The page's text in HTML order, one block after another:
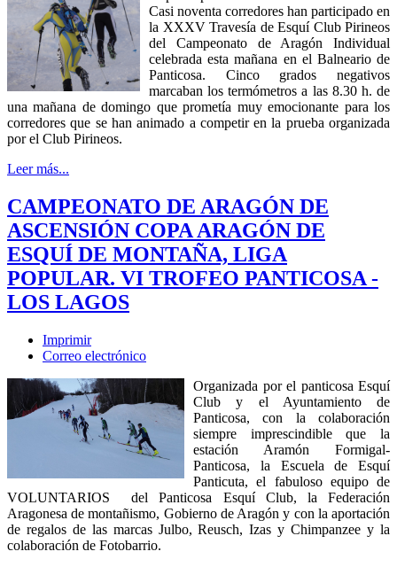
Casi noventa corredores han participado en
la XXXV Travesía de Esquí Club Pirineos
del Campeonato de Aragón Individual
celebrada esta mañana en el Balneario de
Panticosa. Cinco grados negativos
marcaban los termómetros a las 8.30 h. de
una mañana de domingo que prometía muy emocionante para los
corredores que se han animado a competir en la prueba organizada
por el Club Pirineos.
Leer más...
CAMPEONATO DE ARAGÓN DE
ASCENSIÓN COPA ARAGÓN DE
ESQUÍ DE MONTAÑA, LIGA
POPULAR. VI TROFEO PANTICOSA -
LOS LAGOS
Imprimir
Correo electrónico
Organizada por el panticosa Esquí
Club y el Ayuntamiento de
Panticosa, con la colaboración
siempre imprescindible que la
estación Aramón Formigal-
Panticosa, la Escuela de Esquí
Panticuta, el fabuloso equipo de
VOLUNTARIOS del Panticosa Esquí Club, la Federación
Aragonesa de montañismo, Gobierno de Aragón y con la aportación
de regalos de las marcas Julbo, Reusch, Izas y Chimpanzee y la
colaboración de Fotobarrio.